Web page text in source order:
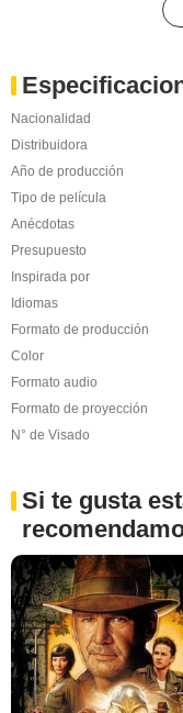
Nacionalidad
Distribuidora
Año de producción
Tipo de película
Anécdotas
Presupuesto
Inspirada por
Idiomas
Formato de producción
Color
Formato audio
Formato de proyección
N° de Visado
Si te gusta